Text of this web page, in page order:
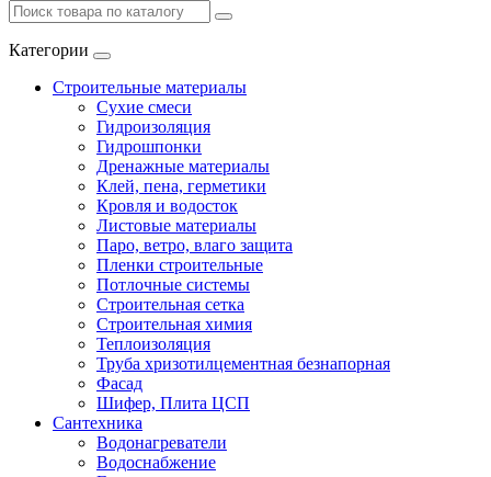
Категории
Строительные материалы
Сухие смеси
Гидроизоляция
Гидрошпонки
Дренажные материалы
Клей, пена, герметики
Кровля и водосток
Листовые материалы
Паро, ветро, влаго защита
Пленки строительные
Потлочные системы
Строительная сетка
Строительная химия
Теплоизоляция
Труба хризотилцементная безнапорная
Фасад
Шифер, Плита ЦСП
Сантехника
Водонагреватели
Водоснабжение